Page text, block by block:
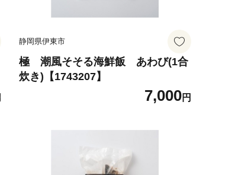
静岡県伊東市
極 潮風そそる海鮮飯 あわび(1合
炊き)【1743207】
7,000円